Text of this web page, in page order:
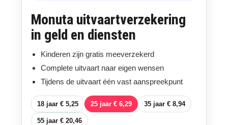
Monuta uitvaartverzekering
in geld en diensten
Kinderen zijn gratis meeverzekerd
Complete uitvaart naar eigen wensen
Tijdens de uitvaart één vast aanspreekpunt
18 jaar € 5,25 25 jaar € 6,29 35 jaar € 8,94
55 jaar € 20,46